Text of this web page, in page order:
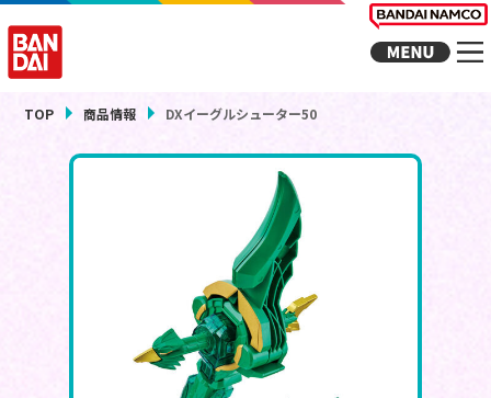
TOP 商品情報 DXイーグルシューター50